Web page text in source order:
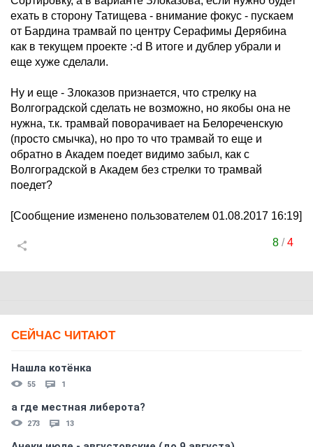
ехать в сторону Татищева - внимание фокус - пускаем
от Бардина трамвай по центру Серафимы Дерябина
как в текущем проекте :-d В итоге и дублер убрали и
еще хуже сделали.
Ну и еще - Злоказов признается, что стрелку на
Волгоградской сделать не возможно, но якобы она не
нужна, т.к. трамвай поворачивает на Белореченскую
(просто смычка), но про то что трамвай то еще и
обратно в Академ поедет видимо забыл, как с
Волгоградской в Академ без стрелки то трамвай
поедет?
[Сообщение изменено пользователем 01.08.2017 16:19]
8/4
СЕЙЧАС ЧИТАЮТ
Нашла котёнка
55 1
а где местная либерота?
273 13